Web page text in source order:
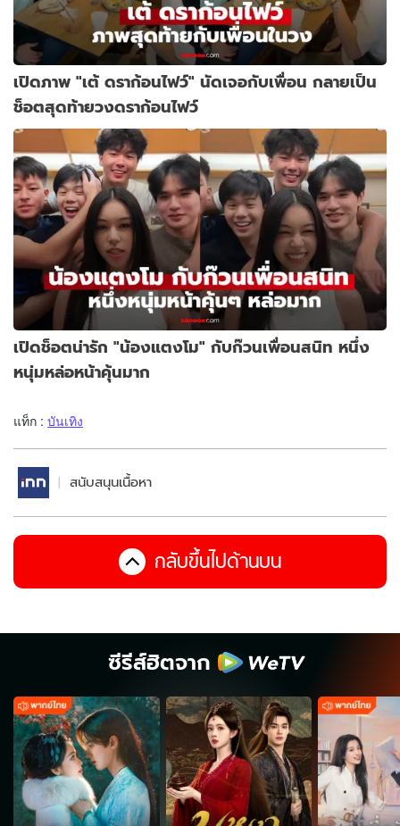
เปิดภาพ "เต้ ดราก้อนไฟว์" นัดเจอกับเพื่อน กลายเป็น
ช็อตสุดท้ายวงดราก้อนไฟว์
เปิดช็อตน่ารัก "น้องแตงโม" กับก๊วนเพื่อนสนิท หนึ่ง
หนุ่มหล่อหน้าคุ้นมาก
แท็ก : บันเทิง
สนับสนุนเนื้อหา
กลับขึ้นไปด้านบน
ซีรีส์ฮิตจาก